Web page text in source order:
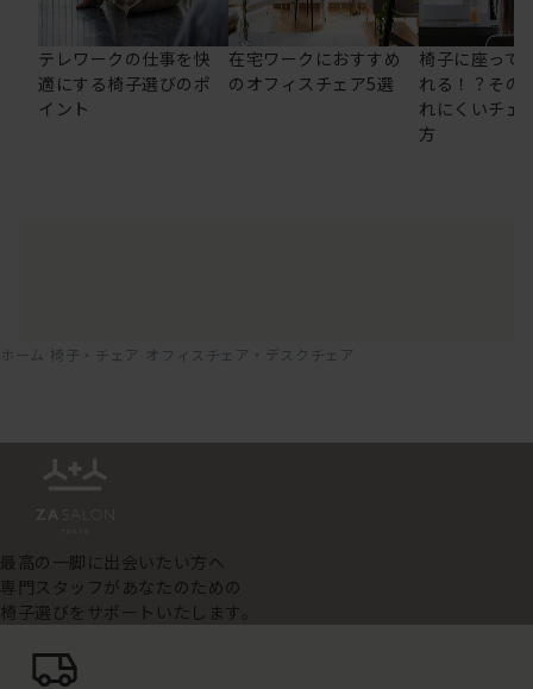
テレワークの仕事を快
適にする椅子選びのポ
イント
在宅ワークにおすすめ
のオフィスチェア5選
椅子に座って
れる！？その
れにくいチェ
方
ホーム 椅子・チェア オフィスチェア・デスクチェア
最高の一脚に出会いたい方へ
専門スタッフがあなたのための
椅子選びをサポートいたします。